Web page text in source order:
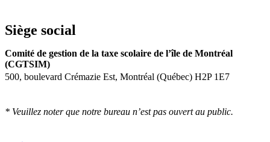
Siège social
Comité de gestion de la taxe scolaire de l’île de Montréal
(CGTSIM)
500, boulevard Crémazie Est, Montréal (Québec) H2P 1E7
* Veuillez noter que notre bureau n’est pas ouvert au public.